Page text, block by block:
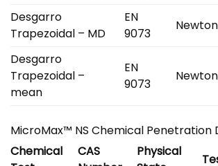
Desgarro
Trapezoidal – MD
EN
9073
Desgarro
Trapezoidal –
mean
EN
9073
MicroMax™ NS Chemical Penetration
Chemical
CAS
Physical